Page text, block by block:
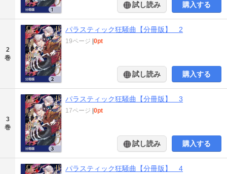
試し読み 購入する
2
巻
パラスティック狂騒曲【分冊版】 2
19ページ |0pt
試し読み 購入する
3
巻
パラスティック狂騒曲【分冊版】 3
17ページ |0pt
試し読み 購入する
パラスティック狂騒曲【分冊版】 4